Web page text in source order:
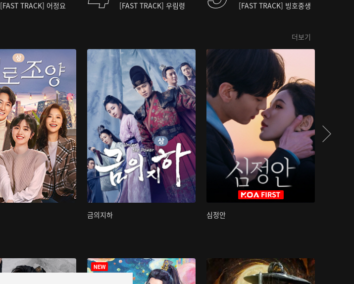
[FAST TRACK] 어정요 [FAST TRACK] 우림령 [FAST TRACK] 빙호중생
더보기
금의지하 심정안